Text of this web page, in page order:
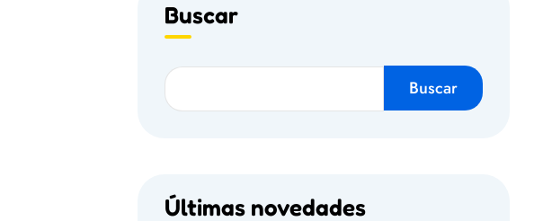
Buscar
Buscar
Últimas novedades